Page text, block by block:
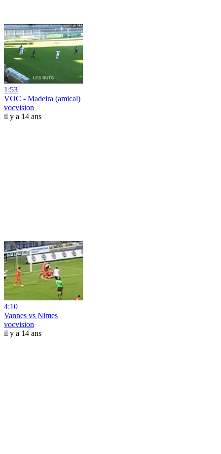
1:53
VOC - Madeira (amical)
vocvision
il y a 14 ans
4:10
Vannes vs Nimes
vocvision
il y a 14 ans